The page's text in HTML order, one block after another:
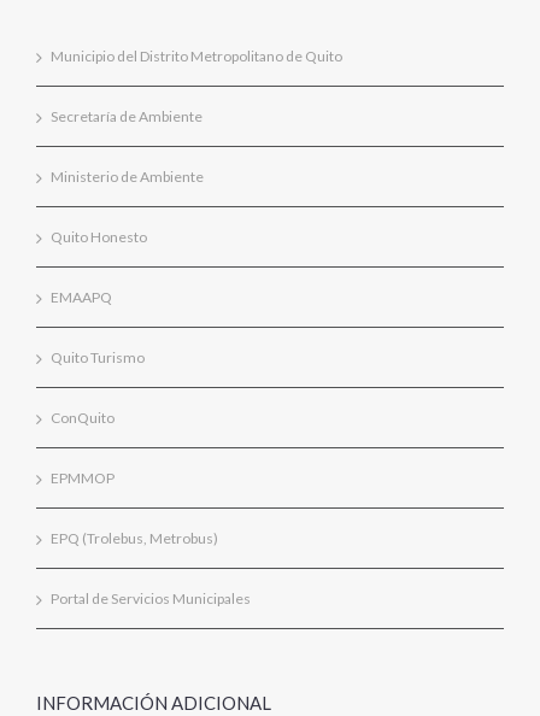
Municipio del Distrito Metropolitano de Quito
Secretaría de Ambiente
Ministerio de Ambiente
Quito Honesto
EMAAPQ
Quito Turismo
ConQuito
EPMMOP
EPQ (Trolebus, Metrobus)
Portal de Servicios Municipales
INFORMACIÓN ADICIONAL